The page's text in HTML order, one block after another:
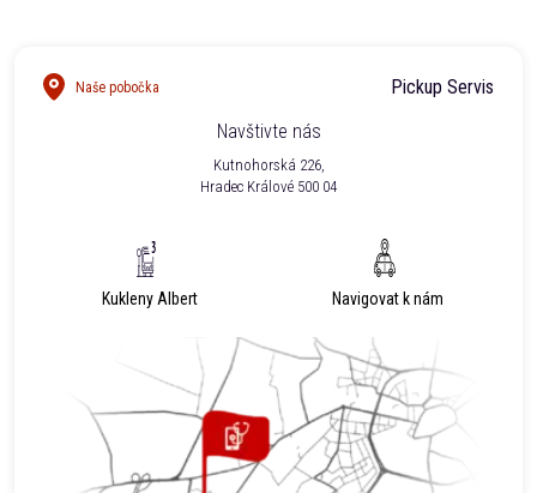
Naše pobočka
Pickup Servis
Navštivte nás
Kutnohorská 226,
Hradec Králové 500 04
Kukleny Albert Navigovat k nám